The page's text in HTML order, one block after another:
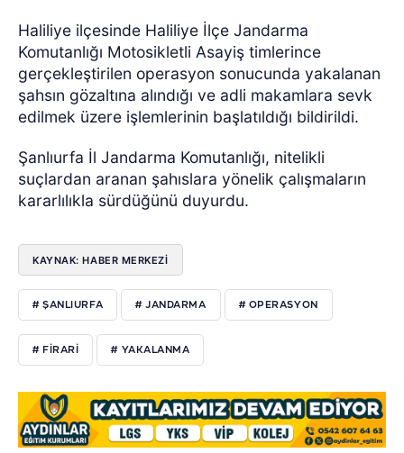
Haliliye ilçesinde Haliliye İlçe Jandarma
Komutanlığı Motosikletli Asayiş timlerince
gerçekleştirilen operasyon sonucunda yakalanan
şahsın gözaltına alındığı ve adli makamlara sevk
edilmek üzere işlemlerinin başlatıldığı bildirildi.
Şanlıurfa İl Jandarma Komutanlığı, nitelikli
suçlardan aranan şahıslara yönelik çalışmaların
kararlılıkla sürdüğünü duyurdu.
KAYNAK: HABER MERKEZİ
# ŞANLIURFA # JANDARMA # OPERASYON
# FİRARİ # YAKALANMA